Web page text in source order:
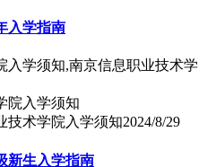
入学指南
入学须知,南京信息职业技术学
技术学院入学须知2024/8/29
新生入学指南